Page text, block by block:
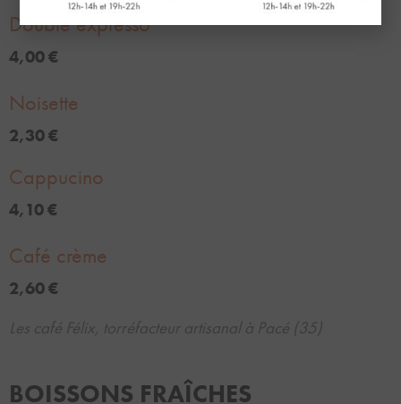
Double expresso
4,00 €
Noisette
2,30 €
Cappucino
4,10 €
Café crème
2,60 €
Les café Félix, torréfacteur artisanal à Pacé (35)
BOISSONS FRAÎCHES